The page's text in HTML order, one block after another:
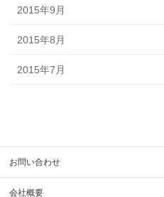
2015年9月
2015年8月
2015年7月
お問い合わせ
会社概要